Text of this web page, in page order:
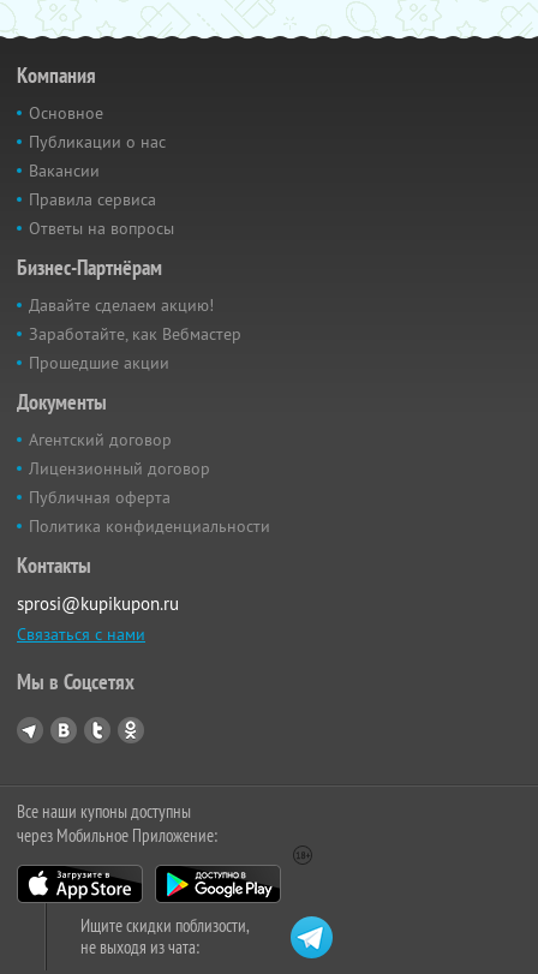
Компания
Основное
Публикации о нас
Вакансии
Правила сервиса
Ответы на вопросы
Бизнес-Партнёрам
Давайте сделаем акцию!
Заработайте, как Вебмастер
Прошедшие акции
Документы
Агентский договор
Лицензионный договор
Публичная оферта
Политика конфиденциальности
Контакты
sprosi@kupikupon.ru
Связаться с нами
Мы в Соцсетях
Все наши купоны доступны
через Мобильное Приложение:
Ищите скидки поблизости,
не выходя из чата: